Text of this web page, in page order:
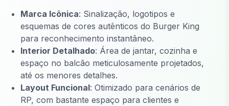
Marca Icônica: Sinalização, logotipos e
esquemas de cores autênticos do Burger King
para reconhecimento instantâneo.
Interior Detalhado: Área de jantar, cozinha e
espaço no balcão meticulosamente projetados,
até os menores detalhes.
Layout Funcional: Otimizado para cenários de
RP, com bastante espaço para clientes e